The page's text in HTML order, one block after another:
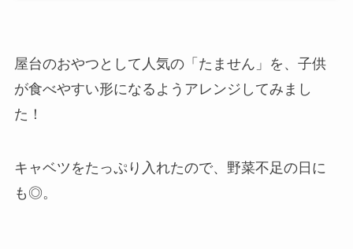
屋台のおやつとして人気の「たません」を、子供
が食べやすい形になるようアレンジしてみまし
た！
キャベツをたっぷり入れたので、野菜不足の日に
も◎。